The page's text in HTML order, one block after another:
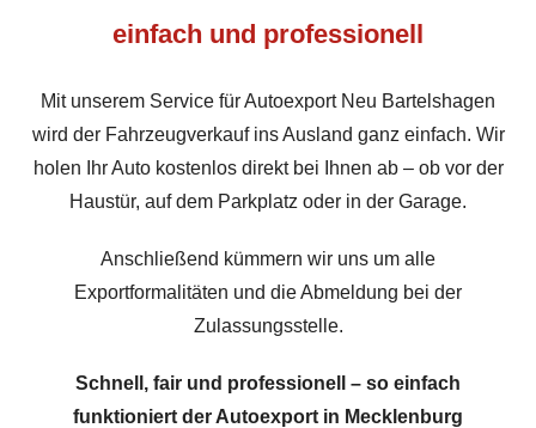
einfach und professionell
Mit unserem Service für Autoexport Neu Bartelshagen
wird der Fahrzeugverkauf ins Ausland ganz einfach. Wir
holen Ihr Auto kostenlos direkt bei Ihnen ab – ob vor der
Haustür, auf dem Parkplatz oder in der Garage.
Anschließend kümmern wir uns um alle
Exportformalitäten und die Abmeldung bei der
Zulassungsstelle.
Schnell, fair und professionell – so einfach
funktioniert der Autoexport in Mecklenburg